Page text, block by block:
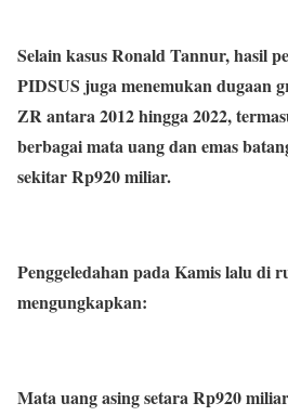
Selain kasus Ronald Tannur, hasil
PIDSUS juga menemukan dugaan
ZR antara 2012 hingga 2022,
berbagai mata uang dan emas
sekitar Rp920 miliar.
Penggeledahan pada Kamis lalu di
mengungkapkan:
Mata uang asing setara Rp920